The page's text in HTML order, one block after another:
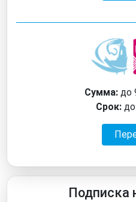
Сумма:до
Срок:до
Подписка